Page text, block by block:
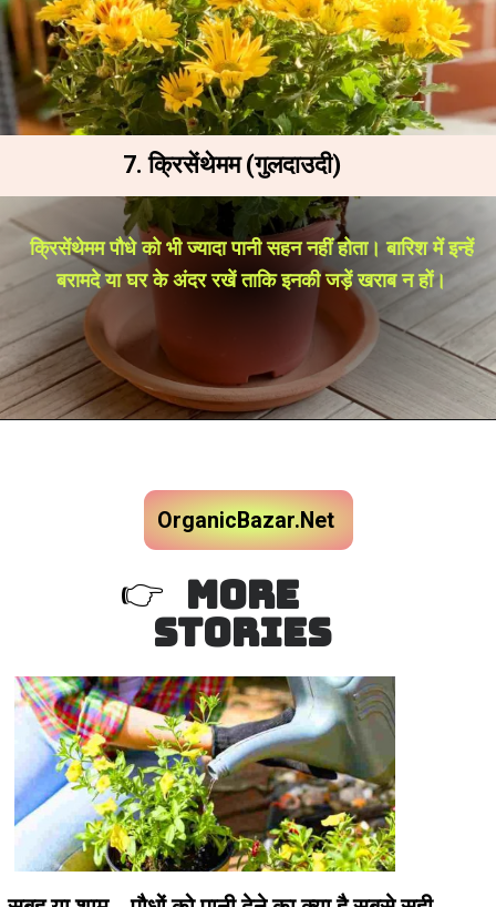
क्रिसेंथेमम पौधे को भी ज्यादा पानी सहन नहीं होता। बारिश में इन्हें
बरामदे या घर के अंदर रखें ताकि इनकी जड़ें खराब न हों।
7. क्रिसेंथेमम (गुलदाउदी)
MORE
STORIES
OrganicBazar.Net
👉